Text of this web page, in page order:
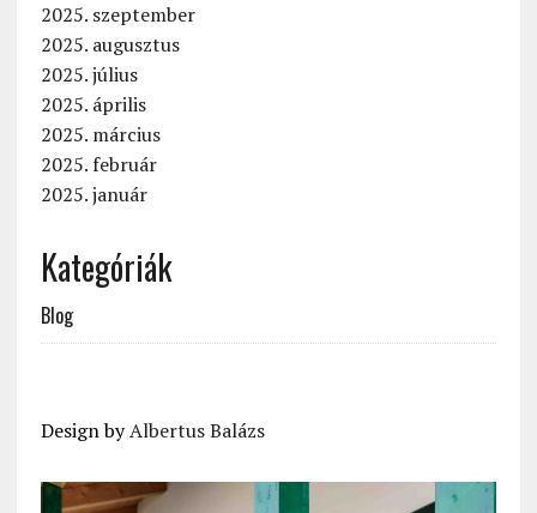
2025. szeptember
2025. augusztus
2025. július
2025. április
2025. március
2025. február
2025. január
Kategóriák
Blog
Design byAlbertus Balázs